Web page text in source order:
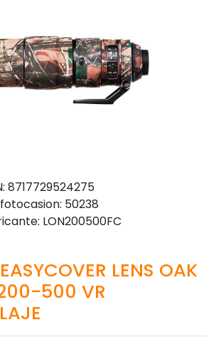
8717729524275
50238
LON200500FC
LENS OAK
500 VR